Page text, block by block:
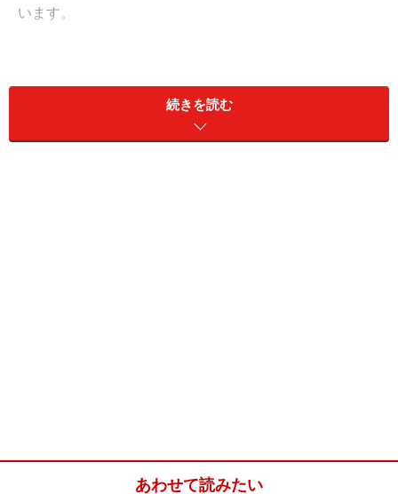
います。
出て、河原での子供の発見シーンでファンファーレのよ
うな音楽を流して閉塞感や緊迫感から一気に解き放ちま
す。
与えた影響も計り知れません。
続きを読む
あわせて読みたい